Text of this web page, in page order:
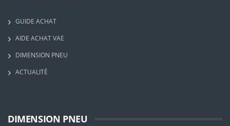
GUIDE ACHAT
AIDE ACHAT VAE
DIMENSION PNEU
ACTUALITÉ
DIMENSION PNEU